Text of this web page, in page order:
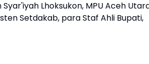
Lhoksukon, MPU Aceh
Setdakab, para Staf Ahli Bupati,